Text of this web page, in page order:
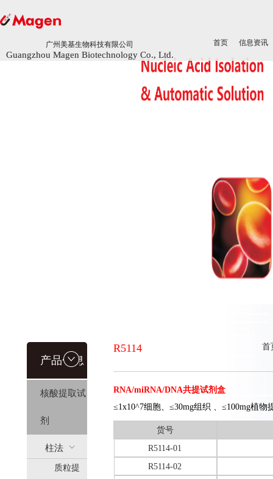
广州美基生物科技有限公司
Guangzhou Magen Biotechnology Co., Ltd.
首页 信息资讯
广州美基生物科技有限公司
Guangzhou Magen Biotechnology Co., Ltd.
首页 信息资讯
产品信息
核酸提取试
剂
柱法
质粒提
R5114 首
RNA/miRNA/DNA共提试剂盒
≤1x10^7细胞、≤30mg组织 、≤100mg植
货号
R5114-01
R5114-02